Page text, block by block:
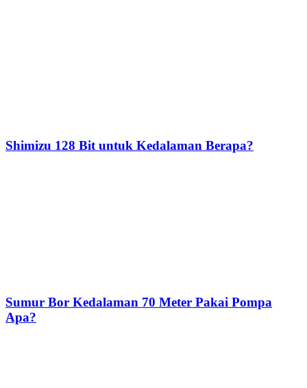
Shimizu 128 Bit untuk Kedalaman Berapa?
Sumur Bor Kedalaman 70 Meter Pakai Pompa
Apa?